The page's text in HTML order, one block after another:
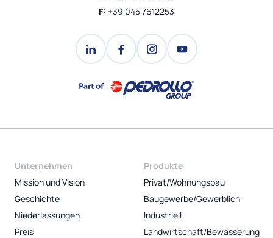
F: +39 045 7612253
Unternehmen
Mission und Vision
Geschichte
Niederlassungen
Preis
Produkte
Privat/Wohnungsbau
Baugewerbe/Gewerblich
Industriell
Landwirtschaft/Bewässerung